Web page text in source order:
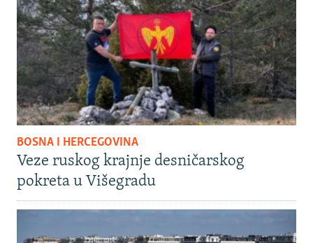
BOSNA I HERCEGOVINA
Veze ruskog krajnje desničarskog
pokreta u Višegradu